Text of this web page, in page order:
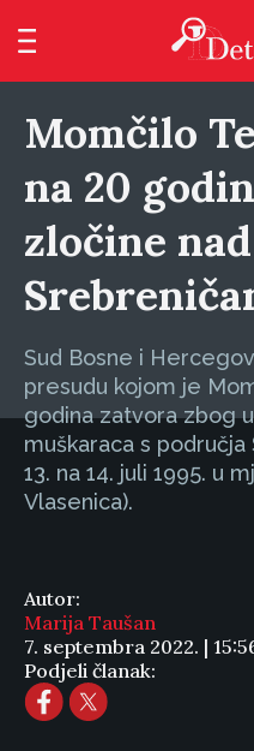
Momčilo
na 20
zločine nad
Sud Bosne i
presudu kojom je
godina zatvora zbog
muškaraca s
13. na 14. juli 1995. u
Vlasenica).
Autor:
Marija Taušan
7. septembra 2022. |
Podjeli članak: